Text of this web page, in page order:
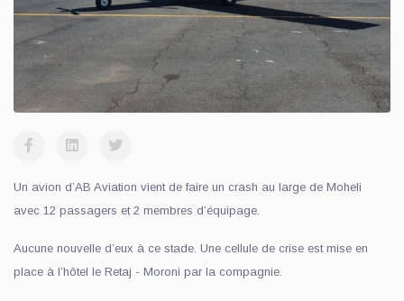
Un avion d’AB Aviation vient de faire un crash au large de Moheli
avec 12 passagers et 2 membres d’équipage.
Aucune nouvelle d’eux à ce stade. Une cellule de crise est mise en
place à l’hôtel le Retaj - Moroni par la compagnie.